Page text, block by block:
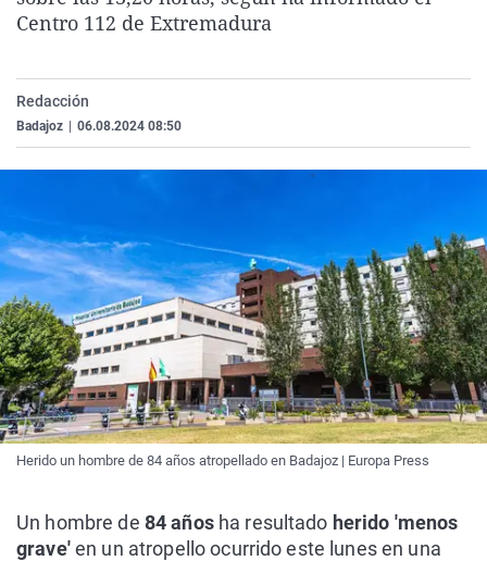
País Vasco
Centro 112 de Extremadura
Redacción
Badajoz 06.08.2024 08:50
Herido un hombre de 84 años atropellado en Badajoz | Europa Press
Un hombre de 84 añosha resultado herido 'menos
grave'en un atropello ocurrido este lunes en una